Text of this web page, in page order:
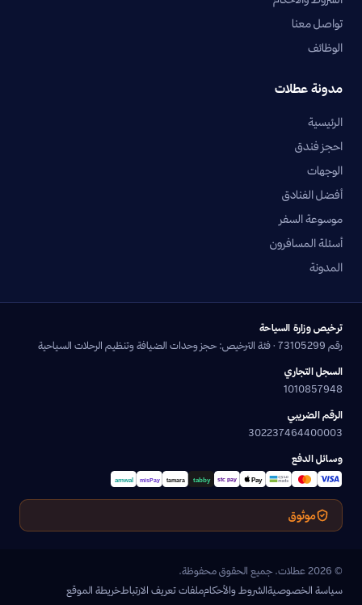
تواصل معنا
الوظائف
مدونة عطلات
الرئيسية
احجز فندق
الوجهات
أفضل الفنادق
موسوعة السفر
أسئلة المسافرون
المدونة
ترخيص وزارة السياحة
رقم 73105299 · فئة الترخيص: حجز وحدات الضيافة وتنظيم الرحلات السياحية
السجل التجاري
1010857948
الرقم الضريبي
302237464400003
وسائل الدفع
موثوق
© 2026 عطلات. جميع الحقوق محفوظة.
سياسة الخصوصيةالشروط والأحكامملفات تعريف الارتباطخريطة الموقع